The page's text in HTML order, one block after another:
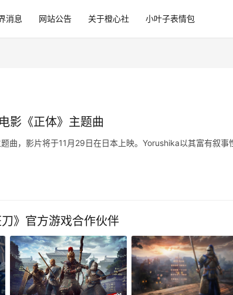
消息 网站公告 关于橙心社 小叶子表情包
影《正体》主题曲
曲，影片将于11月29日在日本上映。Yorushika以其富有叙事
》官方游戏合作伙伴